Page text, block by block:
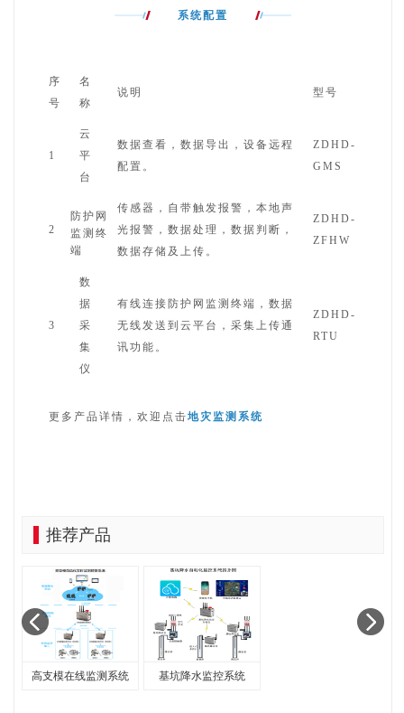
系统配置
序
号
名
称
说明 型号
1
云
平
台
数据查看，数据导出，设备远程
配置。
ZDHD-
GMS
2
防护网
监测终
端
传感器，自带触发报警，本地声
光报警，数据处理，数据判断，
数据存储及上传。
ZDHD-
ZFHW
3
数
据
采
集
仪
有线连接防护网监测终端，数据
无线发送到云平台，采集上传通
讯功能。
ZDHD-
RTU
更多产品详情，欢迎点击地灾监测系统
推荐产品
高支模在线监测系统 基坑降水监控系统